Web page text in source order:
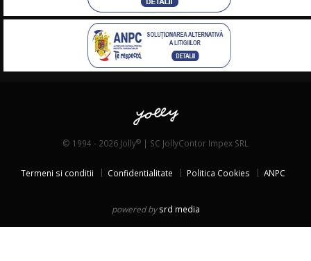
© 1994 - 2026 Jolly® | SC JollyContor Impex SRL
Termeni si conditii Confidentialitate Politica Cookies ANPC
powered by srd media